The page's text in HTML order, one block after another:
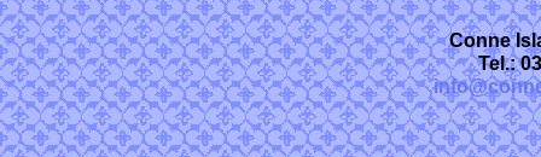
Conne
Tel.: